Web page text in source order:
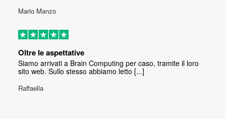
Mario Manzo
Oltre le aspettative
Siamo arrivati a Brain Computing per caso, tramite il loro
sito web. Sullo stesso abbiamo letto [...]
Raffaella